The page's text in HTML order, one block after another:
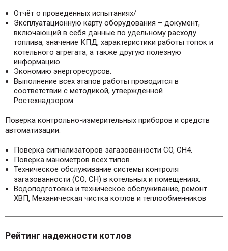
Отчёт о проведенных испытаниях/
Эксплуатационную карту оборудования – документ,
включающий в себя данные по удельному расходу
топлива, значение КПД, характеристики работы топок и
котельного агрегата, а также другую полезную
информацию.
Экономию энергоресурсов.
Выполнение всех этапов работы проводится в
соответствии с методикой, утверждённой
Ростехнадзором.
Поверка контрольно-измерительных приборов и средств
автоматизации:
Поверка сигнализаторов загазованности CO, CH4.
Поверка манометров всех типов.
Техническое обслуживание системы контроля
загазованности (СО, СН) в котельных и помещениях.
Водоподготовка и техническое обслуживание, ремонт
ХВП, Механическая чистка котлов и теплообменников
Рейтинг надежности котлов